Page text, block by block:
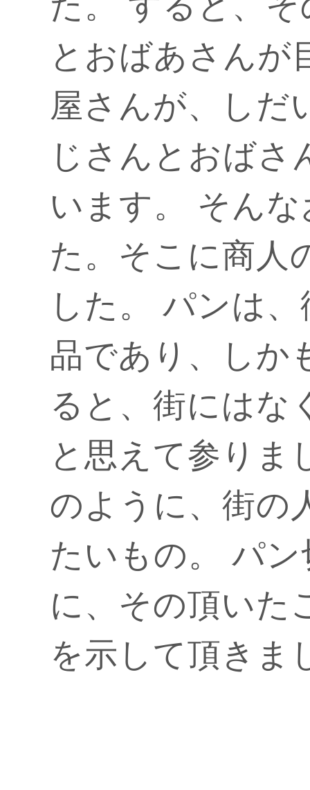
とおばあさんが
屋さんが、しだ
じさんとおばさ
います。 そん
た。そこに商人
した。 パンは
品であり、しか
ると、街にはな
と思えて参りま
のように、街の
たいもの。 パ
に、その頂いた
を示して頂きま